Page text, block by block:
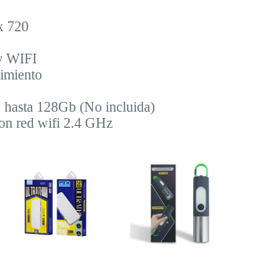
720
WIFI
128Gb (No incluida)
red wifi 2.4 GHz